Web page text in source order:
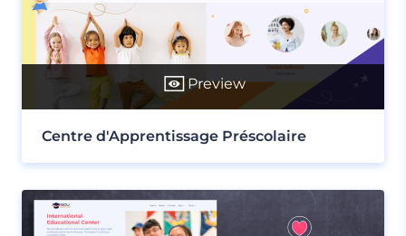
Preview
Centre d'Apprentissage Préscolaire